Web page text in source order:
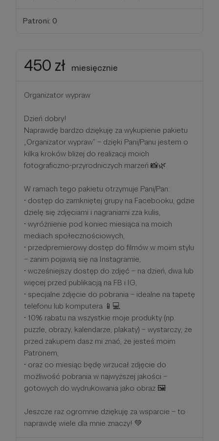
Patroni: 0
450 zł miesięcznie
Organizator wypraw
Dzień dobry!
Naprawdę bardzo dziękuję za wykupienie pakietu
„Organizator wypraw” – dzięki Pani/Panu jestem o
kilka kroków bliżej do realizacji moich
fotograficzno-przyrodniczych marzeń 📸🌿
W ramach tego pakietu otrzymuje Pani/Pan:
• dostęp do zamkniętej grupy na Facebooku, gdzie
dzielę się zdjęciami i nagraniami zza kulis,
• wyróżnienie pod koniec miesiąca na moich
mediach społecznościowych,
• przedpremierowy dostęp do filmów w moim stylu
– zanim pojawią się na Instagramie,
• wcześniejszy dostęp do zdjęć – na dzień, dwa lub
więcej przed publikacją na FB i IG,
• specjalne zdjęcie do pobrania – idealne na tapetę
telefonu lub komputera 📱💻
• 10% rabatu na wszystkie moje produkty (np.
puzzle, obrazy, kalendarze, plakaty) – wystarczy, że
przed zakupem dasz mi znać, że jesteś moim
Patronem,
• oraz co miesiąc będę wrzucał zdjęcie do
możliwość pobrania w najwyższej jakości –
gotowych do wydrukowania jako obraz 🖼️
Jeszcze raz ogromnie dziękuję za wsparcie – to
naprawdę wiele dla mnie znaczy! 💚